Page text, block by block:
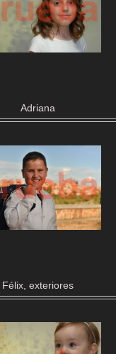
Adriana
Félix, exteriores